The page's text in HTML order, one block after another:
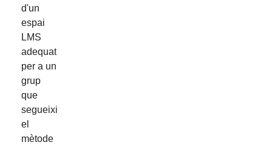
d'un
espai
LMS
adequat
per a un
grup
que
segueixi
el
mètode